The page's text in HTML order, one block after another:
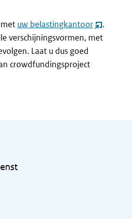
uw belastingkantoor(opent
nieuw
.
verschijningsvormen, met
Laat u dus goed
crowdfundingsproject